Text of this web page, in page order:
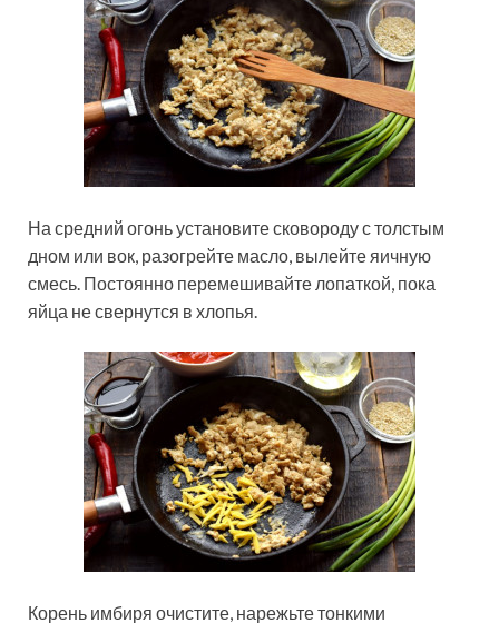
На средний огонь установите сковороду с толстым
дном или вок, разогрейте масло, вылейте яичную
смесь. Постоянно перемешивайте лопаткой, пока
яйца не свернутся в хлопья.
Корень имбиря очистите, нарежьте тонкими